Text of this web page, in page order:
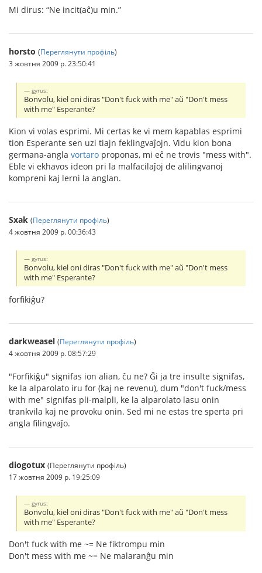
Mi dirus: “Ne incit(aĉ)u min.”
horsto (Переглянути профіль)
3 жовтня 2009 р. 23:50:41
gyrus:
Bonvolu, kiel oni diras "Don't fuck with me" aŭ "Don't mess
with me" Esperante?
Kion vi volas esprimi. Mi certas ke vi mem kapablas esprimi
tion Esperante sen uzi tiajn feklingvaĵojn. Vidu kion bona
germana-angla vortaro proponas, mi eĉ ne trovis "mess with".
Eble vi ekhavos ideon pri la malfacilaĵoj de alilingvanoj
kompreni kaj lerni la anglan.
Sxak (Переглянути профіль)
4 жовтня 2009 р. 00:36:43
gyrus:
Bonvolu, kiel oni diras "Don't fuck with me" aŭ "Don't mess
with me" Esperante?
forfikiĝu?
darkweasel (Переглянути профіль)
4 жовтня 2009 р. 08:57:29
"Forfikiĝu" signifas ion alian, ĉu ne? Ĝi ja tre insulte signifas,
ke la alparolato iru for (kaj ne revenu), dum "don't fuck/mess
with me" signifas pli-malpli, ke la alparolato lasu onin
trankvila kaj ne provoku onin. Sed mi ne estas tre sperta pri
angla filingvaĵo.
diogotux (Переглянути профіль)
17 жовтня 2009 р. 19:25:09
gyrus:
Bonvolu, kiel oni diras "Don't fuck with me" aŭ "Don't mess
with me" Esperante?
Don't fuck with me ~= Ne fiktrompu min
Don't mess with me ~= Ne malaranĝu min